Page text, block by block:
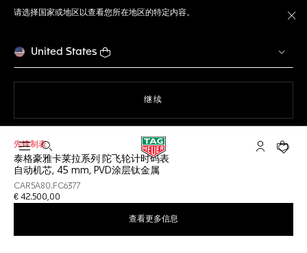
请选择国家或地区以查看您所在地区的特定内容。
United States
继续
打开搜索 My TAG您的
先锋制表
泰格豪雅卡莱拉系列 陀飞轮计时码表
自动机芯, 45 mm, PVD涂层钛金属
CAR5A80.FC6377
€ 42.500,00
查看更多信息